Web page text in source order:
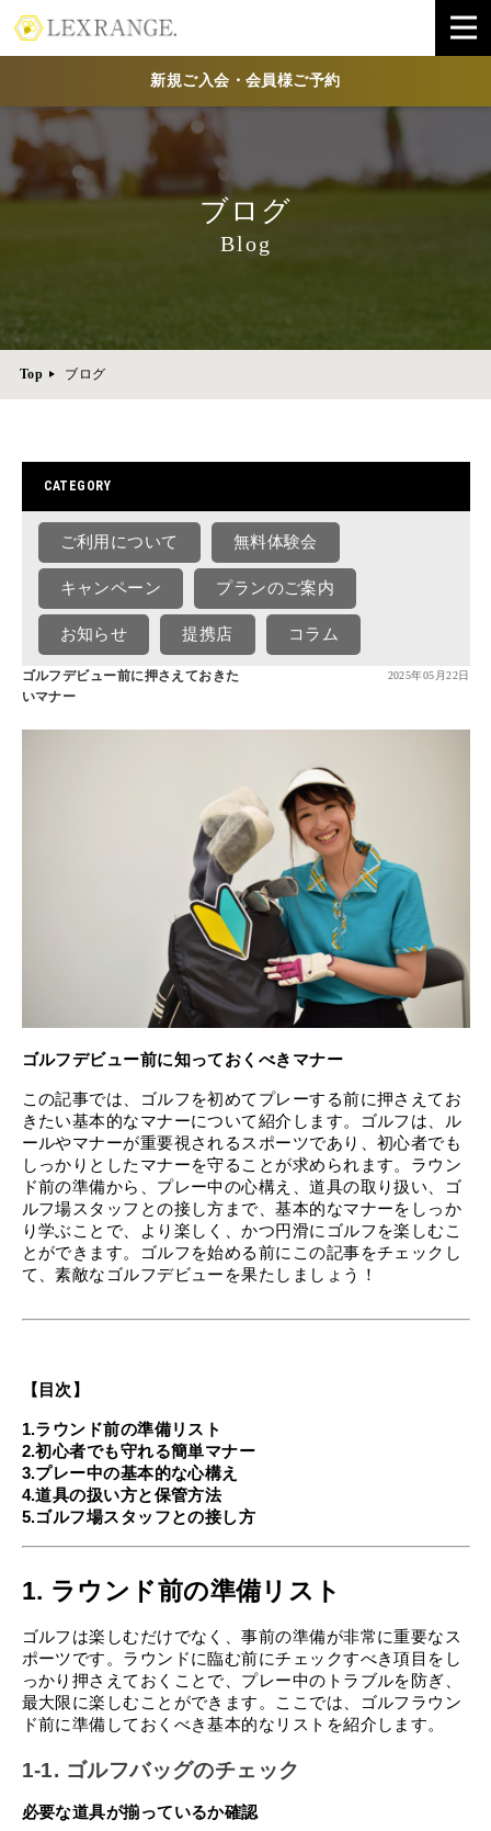
新規ご入会・会員様ご予約
ブログ
Blog
Top ブログ
CATEGORY
ご利用について 無料体験会
キャンペーン プランのご案内
お知らせ 提携店 コラム
ゴルフデビュー前に押さえておきた
いマナー
2025年05月22日
ゴルフデビュー前に知っておくべきマナー
この記事では、ゴルフを初めてプレーする前に押さえてお
きたい基本的なマナーについて紹介します。ゴルフは、ル
ールやマナーが重要視されるスポーツであり、初心者でも
しっかりとしたマナーを守ることが求められます。ラウン
ド前の準備から、プレー中の心構え、道具の取り扱い、ゴ
ルフ場スタッフとの接し方まで、基本的なマナーをしっか
り学ぶことで、より楽しく、かつ円滑にゴルフを楽しむこ
とができます。ゴルフを始める前にこの記事をチェックし
て、素敵なゴルフデビューを果たしましょう！
【目次】
1.ラウンド前の準備リスト
2.初心者でも守れる簡単マナー
3.プレー中の基本的な心構え
4.道具の扱い方と保管方法
5.ゴルフ場スタッフとの接し方
1. ラウンド前の準備リスト
ゴルフは楽しむだけでなく、事前の準備が非常に重要なス
ポーツです。ラウンドに臨む前にチェックすべき項目をし
っかり押さえておくことで、プレー中のトラブルを防ぎ、
最大限に楽しむことができます。ここでは、ゴルフラウン
ド前に準備しておくべき基本的なリストを紹介します。
1-1. ゴルフバッグのチェック
必要な道具が揃っているか確認